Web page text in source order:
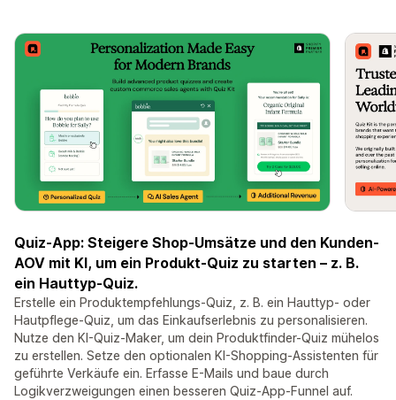
Quiz-App: Steigere Shop-Umsätze und den Kunden-
AOV mit KI, um ein Produkt-Quiz zu starten – z. B.
ein Hauttyp-Quiz.
Erstelle ein Produktempfehlungs-Quiz, z. B. ein Hauttyp- oder
Hautpflege-Quiz, um das Einkaufserlebnis zu personalisieren.
Nutze den KI-Quiz-Maker, um dein Produktfinder-Quiz mühelos
zu erstellen. Setze den optionalen KI-Shopping-Assistenten für
geführte Verkäufe ein. Erfasse E-Mails und baue durch
Logikverzweigungen einen besseren Quiz-App-Funnel auf.